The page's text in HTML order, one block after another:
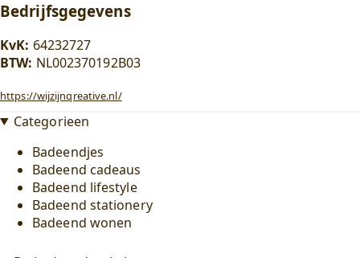
Bedrijfsgegevens
KvK: 64232727
BTW: NL002370192B03
https://wijzijnqreative.nl/
Categorieen
Badeendjes
Badeend cadeaus
Badeend lifestyle
Badeend stationery
Badeend wonen